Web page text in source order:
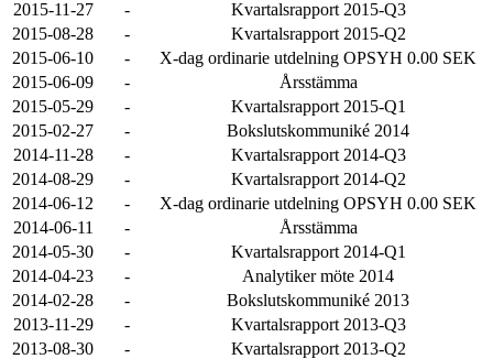
2015-11-27
-
Kvartalsrapport 2015-Q3
2015-08-28
-
Kvartalsrapport 2015-Q2
2015-06-10
-
X-dag ordinarie utdelning OPSYH 0.00 SEK
2015-06-09
-
Årsstämma
2015-05-29
-
Kvartalsrapport 2015-Q1
2015-02-27
-
Bokslutskommuniké 2014
2014-11-28
-
Kvartalsrapport 2014-Q3
2014-08-29
-
Kvartalsrapport 2014-Q2
2014-06-12
-
X-dag ordinarie utdelning OPSYH 0.00 SEK
2014-06-11
-
Årsstämma
2014-05-30
-
Kvartalsrapport 2014-Q1
2014-04-23
-
Analytiker möte 2014
2014-02-28
-
Bokslutskommuniké 2013
2013-11-29
-
Kvartalsrapport 2013-Q3
2013-08-30
-
Kvartalsrapport 2013-Q2